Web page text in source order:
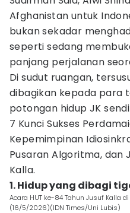
Afghanistan untuk
bukan sekadar
seperti sedang
panjang perjalanan
Di sudut ruangan,
dibagikan kepada para
potongan hidup JK
7 Kunci Sukses
Kepemimpinan
Pusaran Algoritma, dan
Kalla.
1. Hidup yang dibagi
Acara HUT ke-84 Tahun Jusuf Kalla
(16/5/2026)(IDN Times/Uni Lubis)